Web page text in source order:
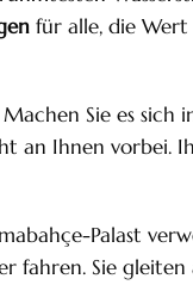
für alle, die
Sie es sich
an Ihnen vorbei.
Palast
fahren. Sie